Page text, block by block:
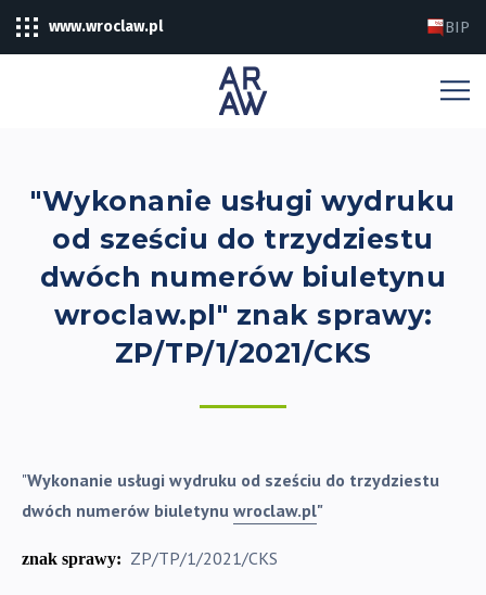
www.wroclaw.pl BIP
"Wykonanie usługi wydruku
od sześciu do trzydziestu
dwóch numerów biuletynu
wroclaw.pl" znak sprawy:
ZP/TP/1/2021/CKS
"Wykonanie usługi wydruku od sześciu do trzydziestu
dwóch numerów biuletynu wroclaw.pl"
znak sprawy: ZP/TP/1/2021/CKS